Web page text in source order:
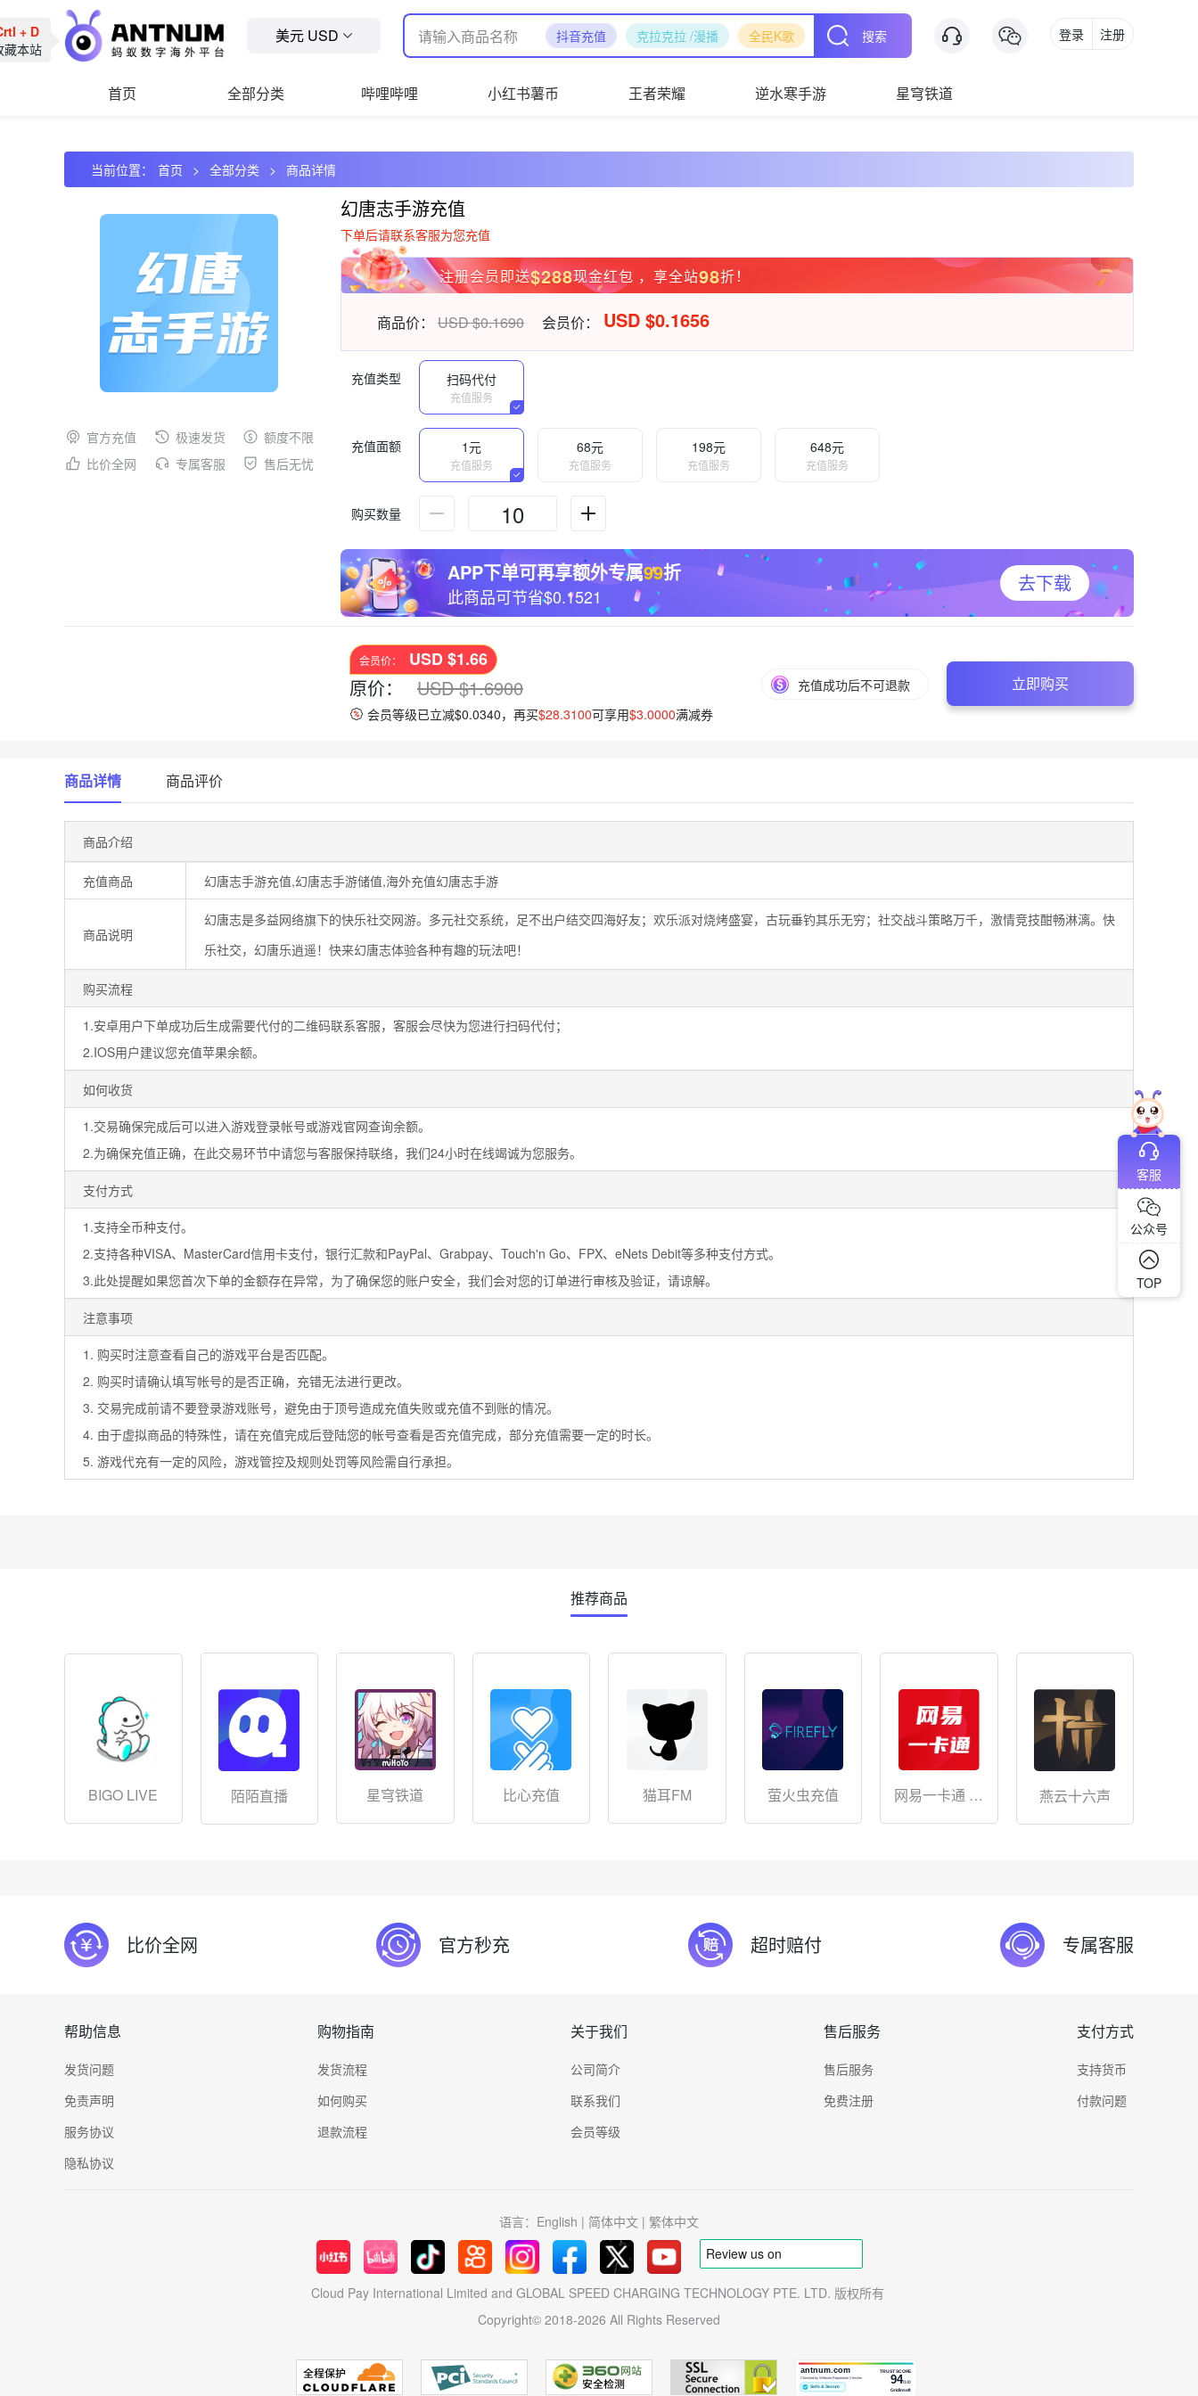
+ D
本站
美元 USD 抖音充值 克拉克拉 /漫播 全民K歌 搜索 登录 注册
首页 全部分类 哔哩哔哩 小红书薯币 王者荣耀 逆水寒手游 星穹铁道
当前位置： 首页 全部分类 商品详情
官方充值 极速发货
额度不限
比价全网
专属客服 售后无忧
幻唐志手游充值
下单后请联系客服为您充值
注册会员即送$288现金红包 ，享全站98折！
商品价： USD $0.1690 会员价： USD $0.1656
充值类型 扫码代付
充值服务
充值面额 1元
充值服务
68元
充值服务
198元
充值服务
648元
充值服务
购买数量
APP下单可再享额外专属99折
此商品可节省$0.1521
去下载
会员价： USD $1.66
原价： USD $1.6900
会员等级已立减$0.0340，再买$28.3100可享用$3.0000满减券
充值成功后不可退款 立即购买
商品详情 商品评价
商品介绍
充值商品 幻唐志手游充值,幻唐志手游储值,海外充值幻唐志手游
商品说明
幻唐志是多益网络旗下的快乐社交网游。多元社交系统，足不出户结交四海好友；欢乐派对烧烤盛宴，古玩垂钓其乐无穷；社交战斗策略万千，激情竞技酣畅淋漓。快
乐社交，幻唐乐逍遥！快来幻唐志体验各种有趣的玩法吧！
购买流程
1.安卓用户下单成功后生成需要代付的二维码联系客服，客服会尽快为您进行扫码代付；
2.IOS用户建议您充值苹果余额。
如何收货
1.交易确保完成后可以进入游戏登录帐号或游戏官网查询余额。
2.为确保充值正确，在此交易环节中请您与客服保持联络，我们24小时在线竭诚为您服务。
支付方式
1.支持全币种支付。
2.支持各种VISA、MasterCard信用卡支付，银行汇款和PayPal、Grabpay、Touch'n Go、FPX、eNets Debit等多种支付方式。
3.此处提醒如果您首次下单的金额存在异常，为了确保您的账户安全，我们会对您的订单进行审核及验证，请谅解。
注意事项
1. 购买时注意查看自己的游戏平台是否匹配。
2. 购买时请确认填写帐号的是否正确，充错无法进行更改。
3. 交易完成前请不要登录游戏账号，避免由于顶号造成充值失败或充值不到账的情况。
4. 由于虚拟商品的特殊性，请在充值完成后登陆您的帐号查看是否充值完成，部分充值需要一定的时长。
5. 游戏代充有一定的风险，游戏管控及规则处罚等风险需自行承担。
推荐商品
BIGO LIVE 陌陌直播 星穹铁道 比心充值 猫耳FM 萤火虫充值
网易一卡通 储
燕云十六声
客服
公众号
TOP
比价全网 官方秒充 超时赔付 专属客服
帮助信息
发货问题
免责声明
服务协议
隐私协议
购物指南
发货流程
如何购买
退款流程
关于我们
公司简介
联系我们
会员等级
售后服务
售后服务
免费注册
支付方式
支持货币
付款问题
语言： English | 简体中文 | 繁体中文
Cloud Pay International Limited and GLOBAL SPEED CHARGING TECHNOLOGY PTE. LTD. 版权所有
Copyright© 2018-2026 All Rights Reserved